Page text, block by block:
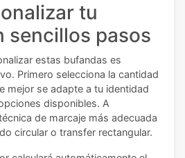
tu
sencillos pasos
estas bufandas es
Primero selecciona la cantidad
mejor se adapte a tu identidad
disponibles. A
de marcaje más adecuada
circular o transfer rectangular.